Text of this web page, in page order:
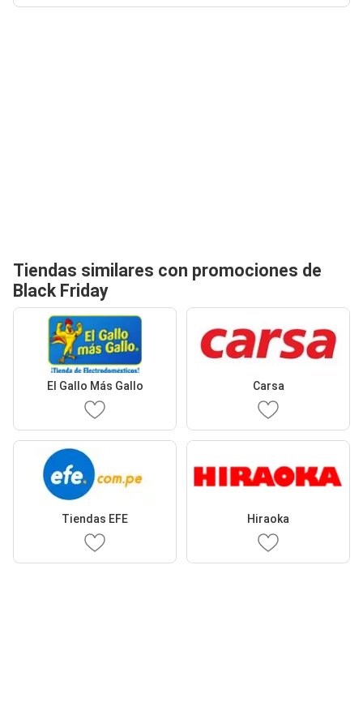
Tiendas similares con promociones de
Black Friday
El Gallo Más Gallo Carsa
Tiendas EFE Hiraoka